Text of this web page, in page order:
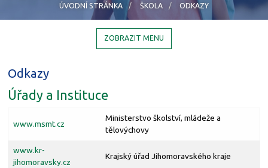
ÚVODNÍ STRÁNKA ŠKOLA ODKAZY
ZOBRAZIT MENU
Odkazy
Úřady a Instituce
www.msmt.cz
Ministerstvo školství, mládeže a
tělovýchovy
www.kr-
jihomoravsky.cz
Krajský úřad Jihomoravského kraje